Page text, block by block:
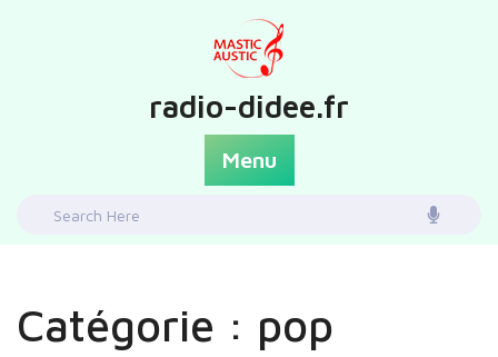
radio-didee.fr
Menu
Search
Catégorie : pop